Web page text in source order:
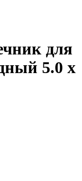
для
5.0 х